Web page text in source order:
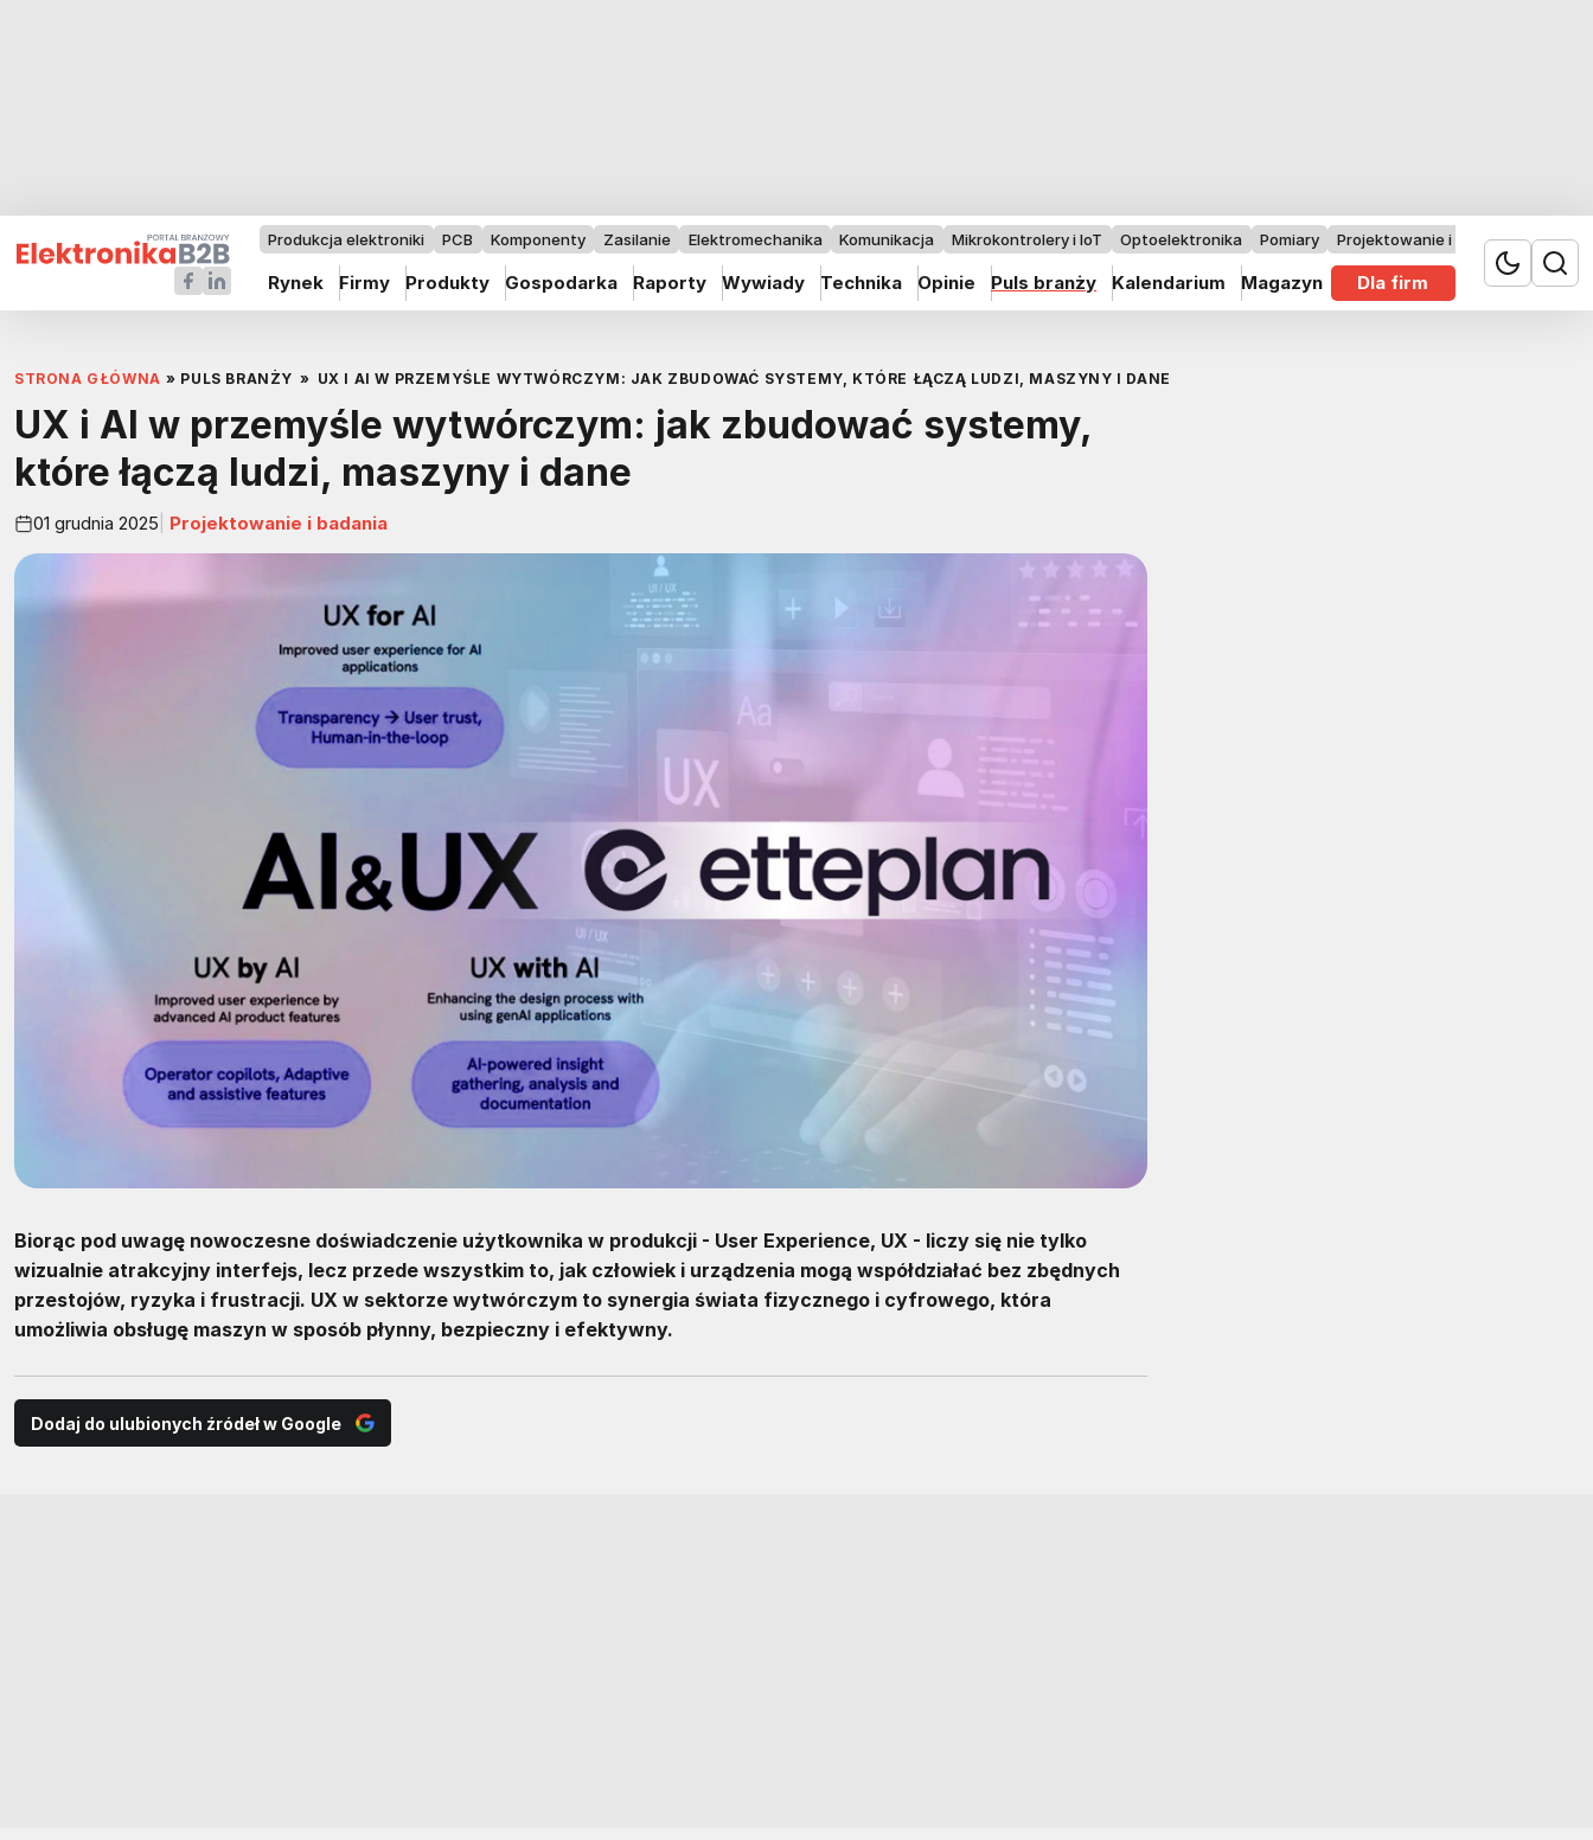
Produkcja elektroniki PCB Komponenty Zasilanie Elektromechanika Komunikacja Mikrokontrolery i IoT Optoelektronika Pomiary Projektowanie i badania
Rynek Firmy Produkty Gospodarka Raporty Wywiady Technika Opinie Puls branży Kalendarium Magazyn Dla firm
STRONA GŁÓWNA » PULS BRANŻY » UX I AI W PRZEMYŚLE WYTWÓRCZYM: JAK ZBUDOWAĆ SYSTEMY, KTÓRE ŁĄCZĄ LUDZI, MASZYNY I DANE
UX i AI w przemyśle wytwórczym: jak zbudować systemy,
które łączą ludzi, maszyny i dane
01 grudnia 2025 Projektowanie i badania
Biorąc pod uwagę nowoczesne doświadczenie użytkownika w produkcji - User Experience, UX - liczy się nie tylko
wizualnie atrakcyjny interfejs, lecz przede wszystkim to, jak człowiek i urządzenia mogą współdziałać bez zbędnych
przestojów, ryzyka i frustracji. UX w sektorze wytwórczym to synergia świata fizycznego i cyfrowego, która
umożliwia obsługę maszyn w sposób płynny, bezpieczny i efektywny.
Dodaj do ulubionych źródeł w Google